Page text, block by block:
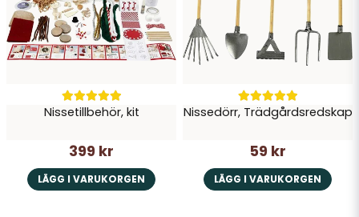
Nissetillbehör, kit
399 kr
LÄGG I VARUKORGEN
Nissedörr, Trädgårdsredskap
59 kr
LÄGG I VARUKORGEN